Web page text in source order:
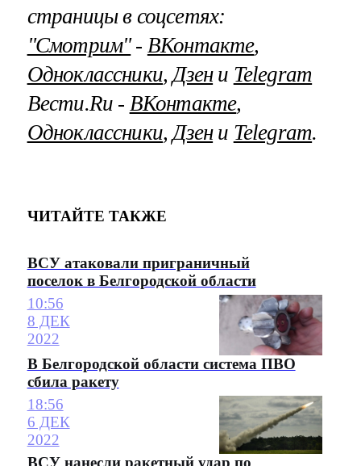
страницы в соцсетях:
"Смотрим"‐ ВКонтакте,
Одноклассники, Дзени Telegram
Вести.Ru ‐ ВКонтакте,
Одноклассники, Дзени Telegram.
ЧИТАЙТЕ ТАКЖЕ
ВСУ атаковали приграничный
поселок в Белгородской области
10:56
8 ДЕК
2022
В Белгородской области система ПВО
сбила ракету
18:56
6 ДЕК
2022
ВСУ нанесли ракетный удар по